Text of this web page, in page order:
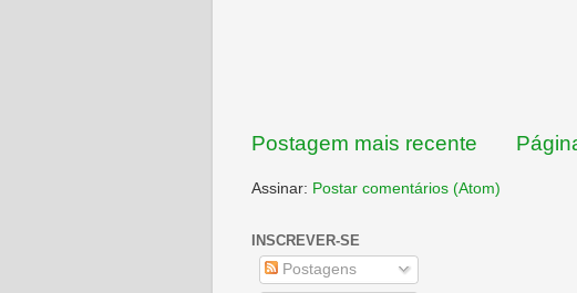
Postagem mais recente
Assinar: Postar comentários (Atom)
INSCREVER-SE
Postagens